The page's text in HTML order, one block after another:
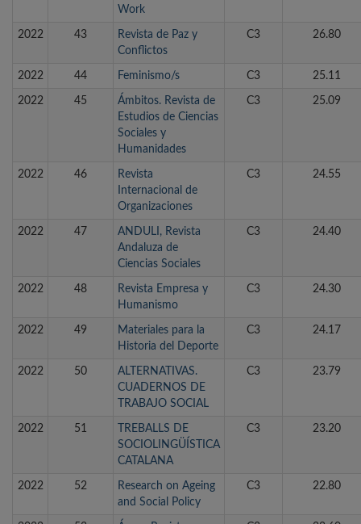
Work
2022 43
Revista de Paz y
Conflictos
C3 26.80
2022 44 Feminismo/s C3 25.11
2022 45
Ámbitos. Revista de
Estudios de Ciencias
Sociales y
Humanidades
C3 25.09
2022 46
Revista
Internacional de
Organizaciones
C3 24.55
2022 47
ANDULI, Revista
Andaluza de
Ciencias Sociales
C3 24.40
2022 48
Revista Empresa y
Humanismo
C3 24.30
2022 49
Materiales para la
Historia del Deporte
C3 24.17
2022 50
ALTERNATIVAS.
CUADERNOS DE
TRABAJO SOCIAL
C3 23.79
2022 51
TREBALLS DE
SOCIOLINGÜÍSTICA
CATALANA
C3 23.20
2022 52
Research on Ageing
and Social Policy
C3 22.80